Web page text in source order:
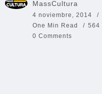
MassCultura
4 noviembre, 2014
One Min Read
564
0 Comments